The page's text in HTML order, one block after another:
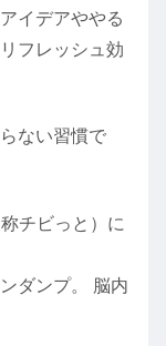
イデアややる
フレッシュ効
ない習慣で
チビっと）に
ダンプ。 脳内